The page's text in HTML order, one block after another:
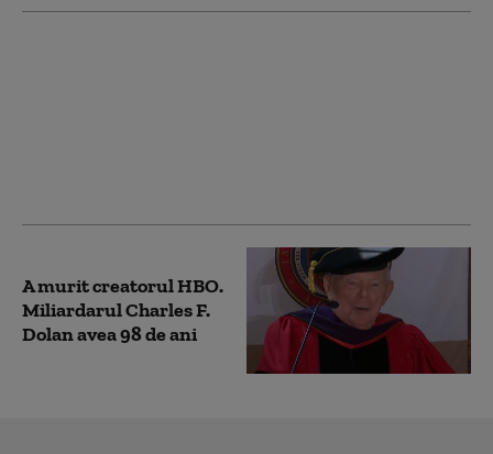
A murit creatorul HBO.
Miliardarul Charles F.
Dolan avea 98 de ani